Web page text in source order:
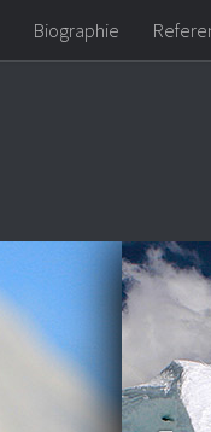
Biographie